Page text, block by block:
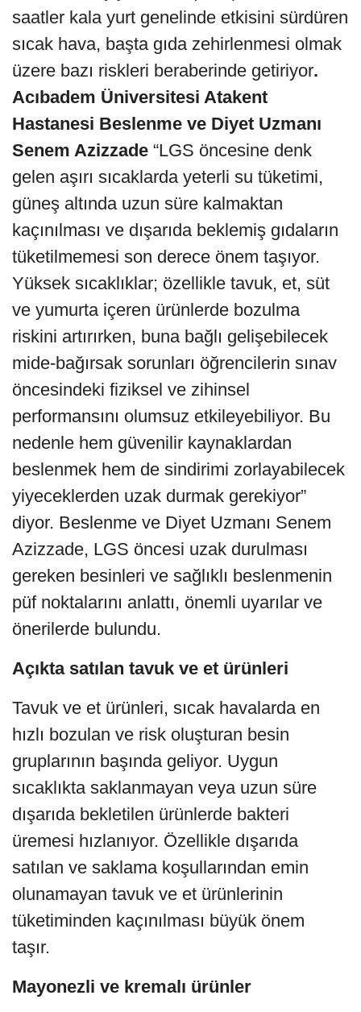
saatler kala yurt genelinde etkisini sürdüren
sıcak hava, başta gıda zehirlenmesi olmak
üzere bazı riskleri beraberinde getiriyor.
Acıbadem Üniversitesi Atakent
Hastanesi Beslenme ve Diyet Uzmanı
Senem Azizzade “LGS öncesine denk
gelen aşırı sıcaklarda yeterli su tüketimi,
güneş altında uzun süre kalmaktan
kaçınılması ve dışarıda beklemiş gıdaların
tüketilmemesi son derece önem taşıyor.
Yüksek sıcaklıklar; özellikle tavuk, et, süt
ve yumurta içeren ürünlerde bozulma
riskini artırırken, buna bağlı gelişebilecek
mide-bağırsak sorunları öğrencilerin sınav
öncesindeki fiziksel ve zihinsel
performansını olumsuz etkileyebiliyor. Bu
nedenle hem güvenilir kaynaklardan
beslenmek hem de sindirimi zorlayabilecek
yiyeceklerden uzak durmak gerekiyor”
diyor. Beslenme ve Diyet Uzmanı Senem
Azizzade, LGS öncesi uzak durulması
gereken besinleri ve sağlıklı beslenmenin
püf noktalarını anlattı, önemli uyarılar ve
önerilerde bulundu.
Açıkta satılan tavuk ve et ürünleri
Tavuk ve et ürünleri, sıcak havalarda en
hızlı bozulan ve risk oluşturan besin
gruplarının başında geliyor. Uygun
sıcaklıkta saklanmayan veya uzun süre
dışarıda bekletilen ürünlerde bakteri
üremesi hızlanıyor. Özellikle dışarıda
satılan ve saklama koşullarından emin
olunamayan tavuk ve et ürünlerinin
tüketiminden kaçınılması büyük önem
taşır.
Mayonezli ve kremalı ürünler